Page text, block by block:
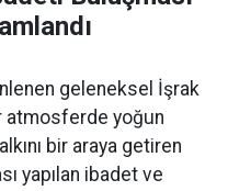
geleneksel İşrak
atmosferde yoğun
bir araya getiren
yapılan ibadet ve